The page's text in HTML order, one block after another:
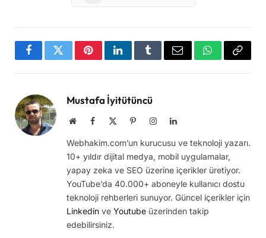
FacebookTwitterPinterestLinkedInTumblrEmail WhatsApp
Copy
Mustafa İyitütüncü
WebsiteFacebook PinterestInstagramLinkedIn
Webhakim.com’un kurucusu ve teknoloji yazarı.
10+ yıldır dijital medya, mobil uygulamalar,
yapay zeka ve SEO üzerine içerikler üretiyor.
YouTube’da 40.000+ aboneyle kullanıcı dostu
teknoloji rehberleri sunuyor. Güncel içerikler için
Linkedin ve Youtube üzerinden takip
edebilirsiniz.